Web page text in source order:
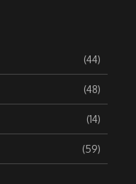
(44)
(48)
(14)
(59)